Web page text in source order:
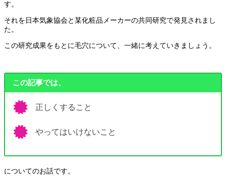
す。
それを日本気象協会と某化粧品メーカーの共同研究で発見されまし
た。
この研究成果をもとに毛穴について、一緒に考えていきましょう。
この記事では、
正しくすること
やってはいけないこと
についてのお話です。